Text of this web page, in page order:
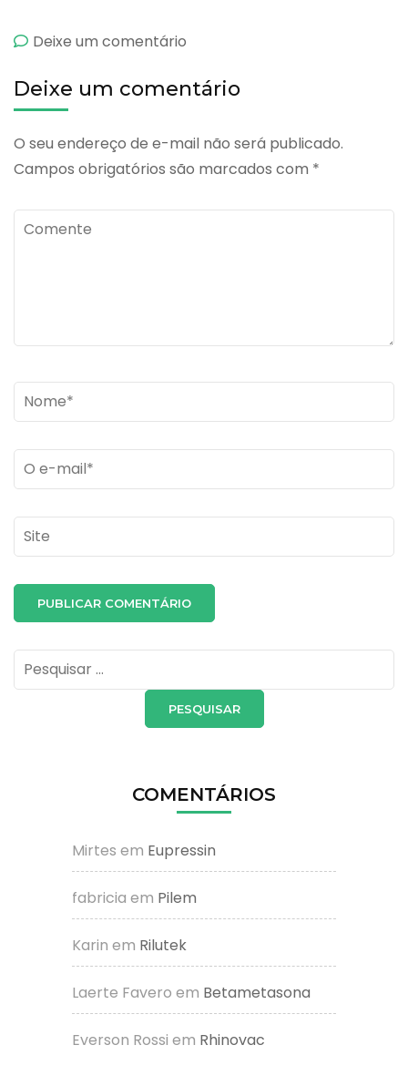
Deixe um comentário
Deixe um comentário
O seu endereço de e-mail não será publicado.
Campos obrigatórios são marcados com *
Comente
Name*
Email *
Site
Pesquisar
por:
COMENTÁRIOS
Mirtes em Eupressin
fabricia em Pilem
Karin em Rilutek
Laerte Favero em Betametasona
Everson Rossi em Rhinovac